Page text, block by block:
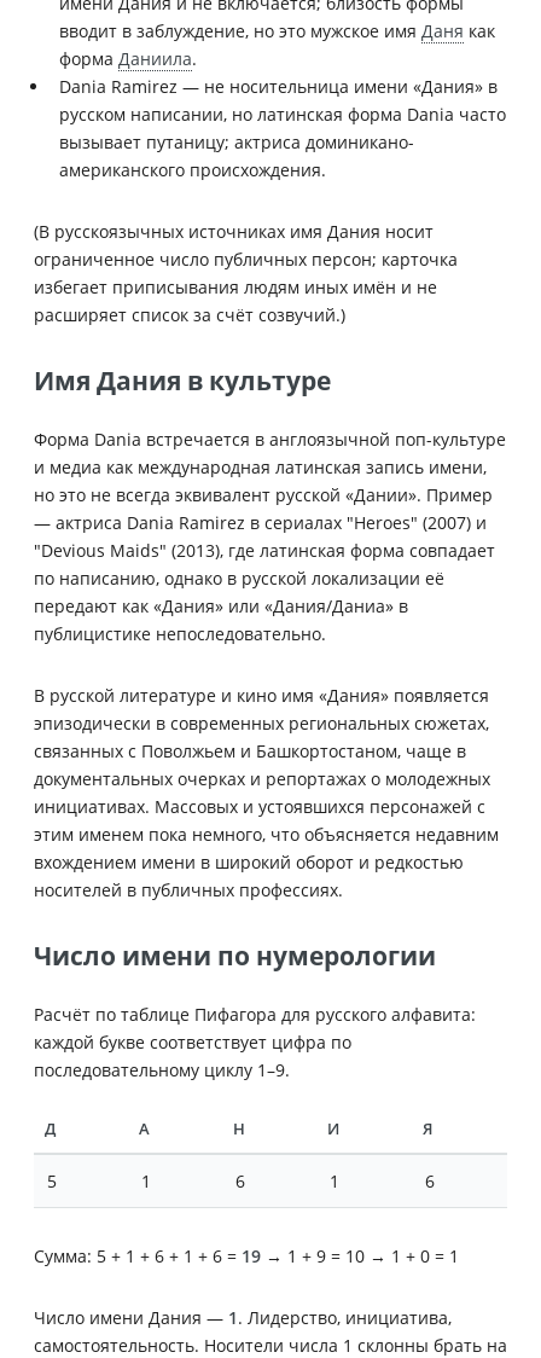
вводит в заблуждение, но это мужское имя Даня как
форма Даниила.
Dania Ramirez — не носительница имени «Дания» в
русском написании, но латинская форма Dania часто
вызывает путаницу; актриса доминикано-
американского происхождения.
(В русскоязычных источниках имя Дания носит
ограниченное число публичных персон; карточка
избегает приписывания людям иных имён и не
расширяет список за счёт созвучий.)
Имя Дания в культуре
Форма Dania встречается в англоязычной поп-культуре
и медиа как международная латинская запись имени,
но это не всегда эквивалент русской «Дании». Пример
— актриса Dania Ramirez в сериалах "Heroes" (2007) и
"Devious Maids" (2013), где латинская форма совпадает
по написанию, однако в русской локализации её
передают как «Дания» или «Дания/Даниа» в
публицистике непоследовательно.
В русской литературе и кино имя «Дания» появляется
эпизодически в современных региональных сюжетах,
связанных с Поволжьем и Башкортостаном, чаще в
документальных очерках и репортажах о молодежных
инициативах. Массовых и устоявшихся персонажей с
этим именем пока немного, что объясняется недавним
вхождением имени в широкий оборот и редкостью
носителей в публичных профессиях.
Число имени по нумерологии
Расчёт по таблице Пифагора для русского алфавита:
каждой букве соответствует цифра по
последовательному циклу 1–9.
Д А Н И Я
5 1 6 1 6
Сумма: 5 + 1 + 6 + 1 + 6 = 19 → 1 + 9 = 10 → 1 + 0 = 1
Число имени Дания — 1. Лидерство, инициатива,
самостоятельность. Носители числа 1 склонны брать на